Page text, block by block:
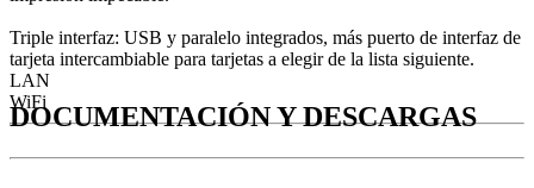
Triple interfaz: USB y paralelo integrados, más puerto de interfaz de
tarjeta intercambiable para tarjetas a elegir de la lista siguiente.
LAN
WiFi
DOCUMENTACIÓN Y DESCARGAS